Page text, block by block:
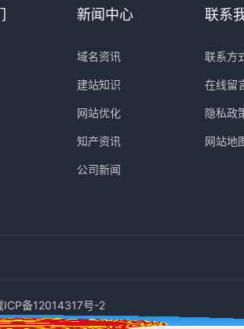
新闻中心
域名资讯
建站知识
网站优化
知产资讯
公司新闻
联系
联系方
在线留
隐私政
网站地
ICP备12014317号-2